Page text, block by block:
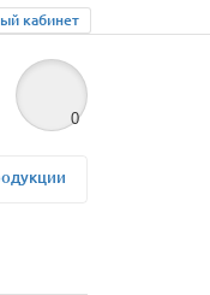
кабинет
0